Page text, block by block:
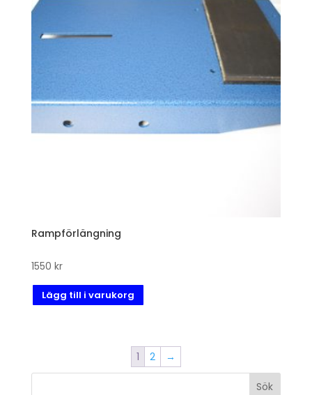
Rampförlängning
1550 kr
Lägg till i varukorg
1 2 →
Sök